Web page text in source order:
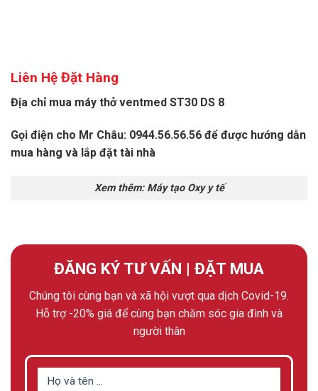
Liên Hệ Đặt Hàng
Địa chỉ mua máy thở ventmed ST30 DS 8
Gọi điện cho Mr Châu: 0944.56.56.56 để được hướng dẫn
mua hàng và lắp đặt tài nhà
Xem thêm: Máy tạo Oxy y tế
ĐĂNG KÝ TƯ VẤN | ĐẶT MUA
Chúng tôi cùng bạn và xã hội vượt qua dịch Covid-19.
Hỗ trợ -20% giá để cùng bạn chăm sóc gia đình và
người thân